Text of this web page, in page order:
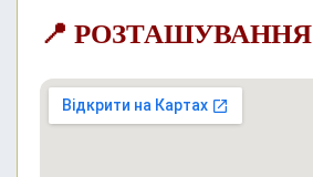
📍 РОЗТАШУВАННЯ